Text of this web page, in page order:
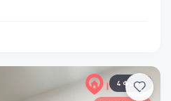
4 ФОТО